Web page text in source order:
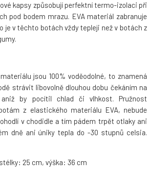
kapsy způsobují perfektní termo-izolaci při
pod bodem mrazu. EVA materiál zabranuje
je v těchto botách vždy tepleji než v botách z
jsou 100% voděodolné, to znamená
strávit libovolně dlouhou dobu čekáním na
by pocítil chlad či vlhkost. Pružnost
z elastického materiálu EVA, nebude
v chodidle a tím pádem trpět otlaky ani
dně ani úniky tepla do -30 stupnů celsia.
25 cm, výška: 36 cm